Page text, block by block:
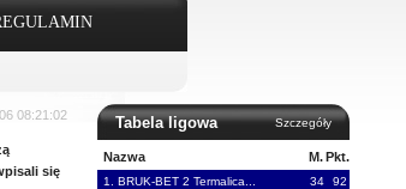
Tabela ligowa Szczegóły
Nazwa M. Pkt.
1. BRUK-BET 2 Termalica... 34
92
08:21:02
się